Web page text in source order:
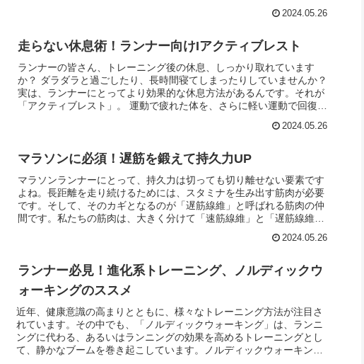
むしろエネルギー源として利用されたり、筋肉の回復を促したりする
2024.05.26
走らない休息術！ランナー向けIアクティブレスト
ランナーの皆さん、トレーニング後の休息、しっかり取れています
か？ ダラダラと過ごしたり、長時間寝てしまったりしていませんか？
実は、ランナーにとってより効果的な休息方法があるんです。それが
「アクティブレスト」。 運動で疲れた体を、さらに軽い運動で回復を
かもしれません。しかし、アクティブレストは、ランナーのパフォー
2024.05.26
マラソンに必須！遅筋を鍛えて持久力UP
マラソンランナーにとって、持久力は切っても切り離せない要素です
よね。長距離を走り続けるためには、スタミナを生み出す筋肉が必要
です。そして、そのカギとなるのが「遅筋線維」と呼ばれる筋肉の仲
間です。私たちの筋肉は、大きく分けて「速筋線維」と「遅筋線維」
いる一方、遅筋線維は持久力に優れているという特徴があります。つ
す。
2024.05.26
ランナー必見！進化系トレーニング、ノルディックウ
ォーキングのススメ
近年、健康意識の高まりとともに、様々なトレーニング方法が注目さ
れています。その中でも、「ノルディックウォーキング」は、ランニ
ングに代わる、あるいはランニングの効果を高めるトレーニングとし
て、静かなブームを巻き起こしています。ノルディックウォーキング